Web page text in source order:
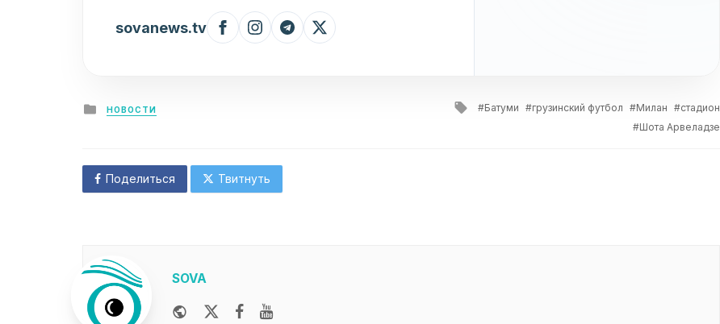
sovanews.tv
Posted
in
НОВОСТИ
Tagged
Батуми грузинский футбол Милан
стадион
Шота Арвеладзе
Поделиться Твитнуть
SOVA
WebsiteTwitterFacebook